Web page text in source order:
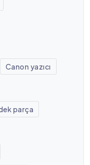
Canon yazıcı
parça